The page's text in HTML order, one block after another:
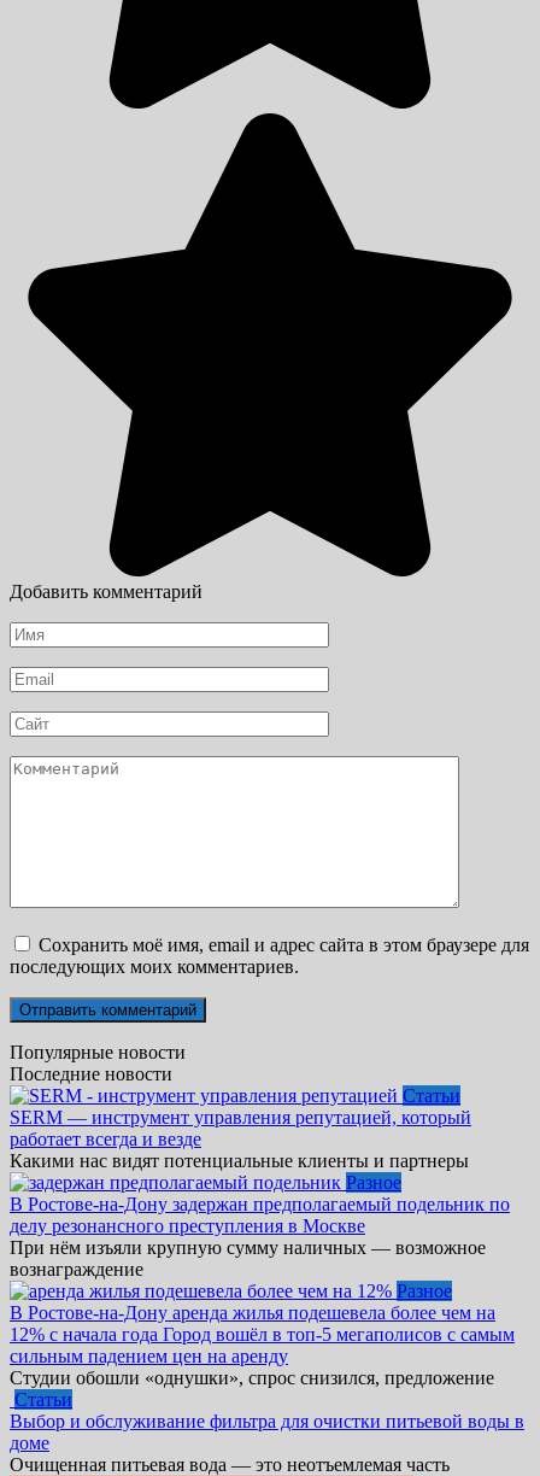
Добавить комментарий
Имя
*
Email
*
Сайт
Комментарий
Сохранить моё имя, email и адрес сайта в этом браузере для
последующих моих комментариев.
Популярные новости
Последние новости
Статьи
SERM — инструмент управления репутацией, который
работает всегда и везде
Какими нас видят потенциальные клиенты и партнеры
Разное
В Ростове-на-Дону задержан предполагаемый подельник по
делу резонансного преступления в Москве
При нём изъяли крупную сумму наличных — возможное
вознаграждение
Разное
В Ростове-на-Дону аренда жилья подешевела более чем на
12% с начала года Город вошёл в топ-5 мегаполисов с самым
сильным падением цен на аренду
Студии обошли «однушки», спрос снизился, предложение
Статьи
Выбор и обслуживание фильтра для очистки питьевой воды в
доме
Очищенная питьевая вода — это неотъемлемая часть